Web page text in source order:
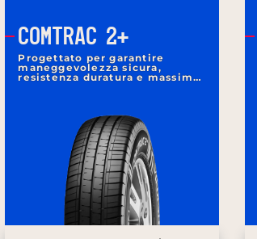
COMTRAC 2+
Progettato per garantire
maneggevolezza sicura,
resistenza duratura e massima